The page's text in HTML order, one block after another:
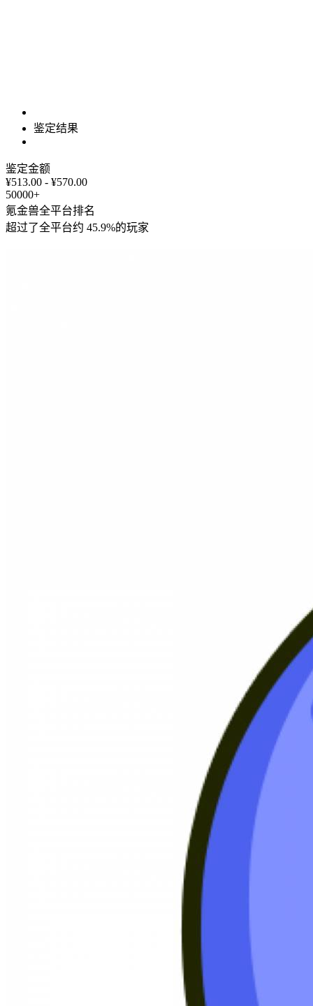
鉴定结果
鉴定金额
¥513.00 - ¥570.00
50000+
氪金兽全平台排名
超过了全平台约 45.9%的玩家